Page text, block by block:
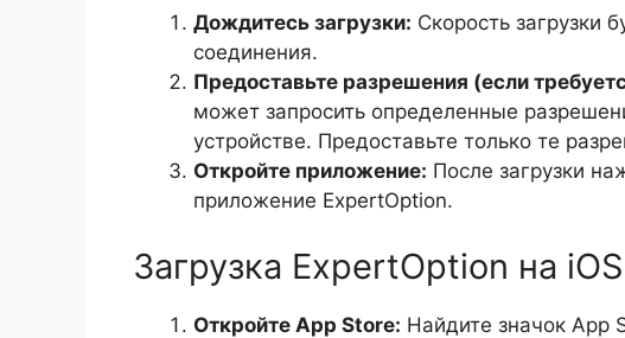
Дождитесь загрузки: Скорость загрузки
соединения.
Предоставьте разрешения (если
может запросить определенные
устройстве. Предоставьте только те
Откройте приложение: После загрузки
приложение ExpertOption.
Загрузка ExpertOption на iOS
Откройте App Store: Найдите значок App